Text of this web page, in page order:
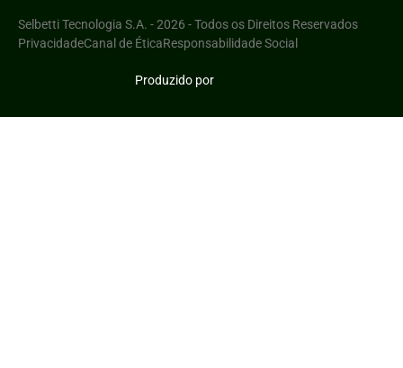
Selbetti Tecnologia S.A. - 2026 - Todos os Direitos Reservados
PrivacidadeCanal de ÉticaResponsabilidade Social
Produzido por